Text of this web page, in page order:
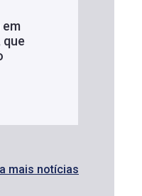
em
que
mais notícias